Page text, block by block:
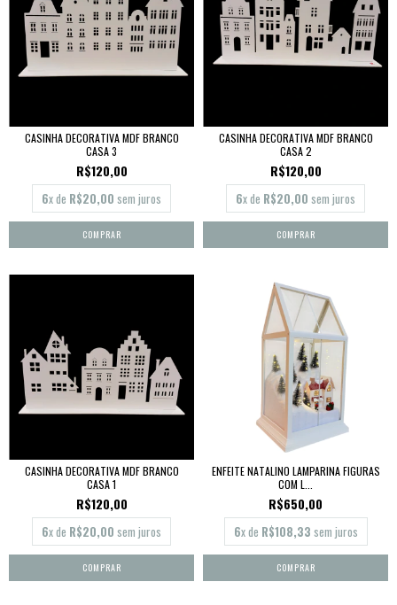
CASINHA DECORATIVA MDF BRANCO
CASA 3
R$120,00
6x de R$20,00 sem juros
CASINHA DECORATIVA MDF BRANCO
CASA 2
R$120,00
6x de R$20,00 sem juros
CASINHA DECORATIVA MDF BRANCO
CASA 1
R$120,00
6x de R$20,00 sem juros
ENFEITE NATALINO LAMPARINA FIGURAS
COM L...
R$650,00
6x de R$108,33 sem juros